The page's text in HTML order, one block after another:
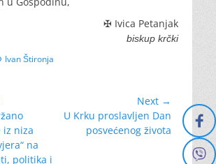
✠ Ivica Petanjak
biskup krčki
Ivan Štironja
iz niza
na
politika i
Next →
Next
U Krku proslavljen Dan
posvećenog života